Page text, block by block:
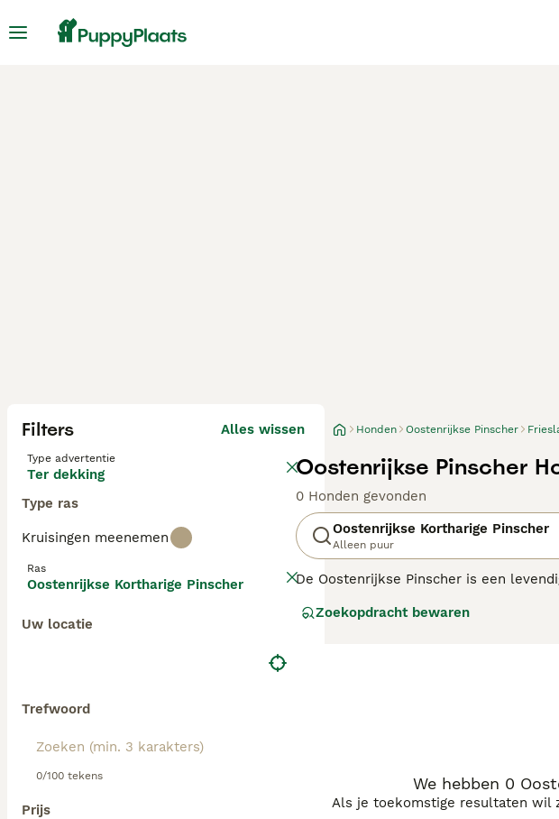
Filters Alles wissen
Type advertentie
Ter dekking
Type ras
Kruisingen meenemen
Ras
Oostenrijkse Kortharige Pinscher
Uw locatie
Trefwoord
0/100 tekens
Prijs
Honden Oostenrijkse Pinscher
Oostenrijkse Pinscher
0 Honden gevonden
Oostenrijkse Kortharige Pinscher
Alleen puur
De Oostenrijkse Pinscher is een
Zoekopdracht bewaren
We hebben 0
Als je toekomstige resultaten wil